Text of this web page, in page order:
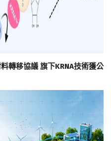
轉移協議 旗下KRNA技術獲公